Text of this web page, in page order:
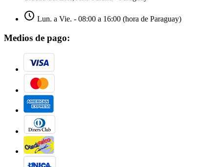
Lun. a Vie. - 08:00 a 16:00 (hora de Paraguay)
Medios de pago: